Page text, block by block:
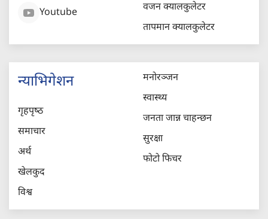
Youtube
वजन क्यालकुलेटर
तापमान क्यालकुलेटर
न्याभिगेशन
गृहपृष्‍ठ
समाचार
अर्थ
खेलकुद
विश्व
मनोरञ्जन
स्वास्थ्य
जनता जान्न चाहन्छन
सुरक्षा
फोटो फिचर